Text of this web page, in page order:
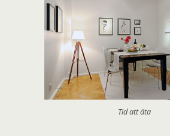
Tid att äta